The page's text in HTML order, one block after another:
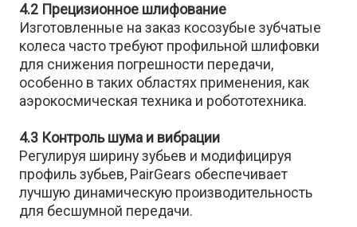
4.2 Прецизионное шлифование
Изготовленные на заказ косозубые зубчатые
колеса часто требуют профильной шлифовки
для снижения погрешности передачи,
особенно в таких областях применения, как
аэрокосмическая техника и робототехника.
4.3 Контроль шума и вибрации
Регулируя ширину зубьев и модифицируя
профиль зубьев, PairGears обеспечивает
лучшую динамическую производительность
для бесшумной передачи.